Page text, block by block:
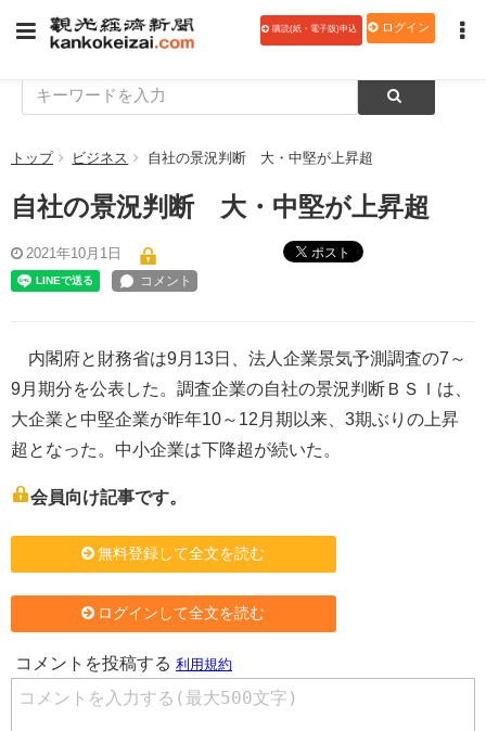
購読(紙・電子版)申込 ログイン
トップ ビジネス 自社の景況判断 大・中堅が上昇超
自社の景況判断 大・中堅が上昇超
2021年10月1日 ポスト
内閣府と財務省は9月13日、法人企業景気予測調査の7～
9月期分を公表した。調査企業の自社の景況判断ＢＳＩは、
大企業と中堅企業が昨年10～12月期以来、3期ぶりの上昇
超となった。中小企業は下降超が続いた。
会員向け記事です。
無料登録して全文を読む
ログインして全文を読む